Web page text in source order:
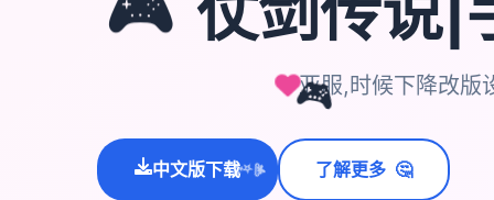
🎮
亚服,时候下降改版
中文版下载
✨⭐💫 了解更多 🤔